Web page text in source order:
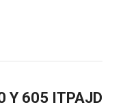
Y 605 ITPAJD